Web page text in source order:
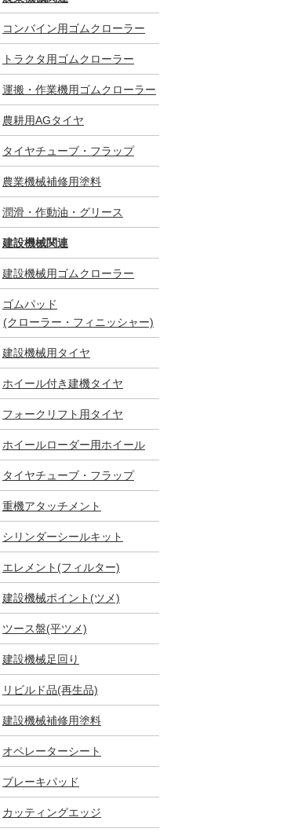
コンバイン用ゴムクローラー
トラクタ用ゴムクローラー
運搬・作業機用ゴムクローラー
農耕用AGタイヤ
タイヤチューブ・フラップ
農業機械補修用塗料
潤滑・作動油・グリース
建設機械関連
建設機械用ゴムクローラー
ゴムパッド
(クローラー・フィニッシャー)
建設機械用タイヤ
ホイール付き建機タイヤ
フォークリフト用タイヤ
ホイールローダー用ホイール
タイヤチューブ・フラップ
重機アタッチメント
シリンダーシールキット
エレメント(フィルター)
建設機械ポイント(ツメ)
ツース盤(平ツメ)
建設機械足回り
リビルド品(再生品)
建設機械補修用塗料
オペレーターシート
ブレーキパッド
カッティングエッジ